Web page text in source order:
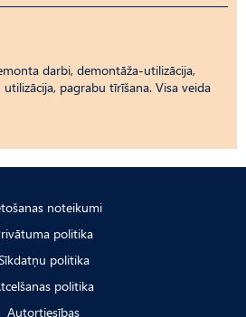
darbi, demontāža-utilizācija,
pagrabu tīrīšana. Visa veida
noteikumi
politika
politika
politika
Autortiesības